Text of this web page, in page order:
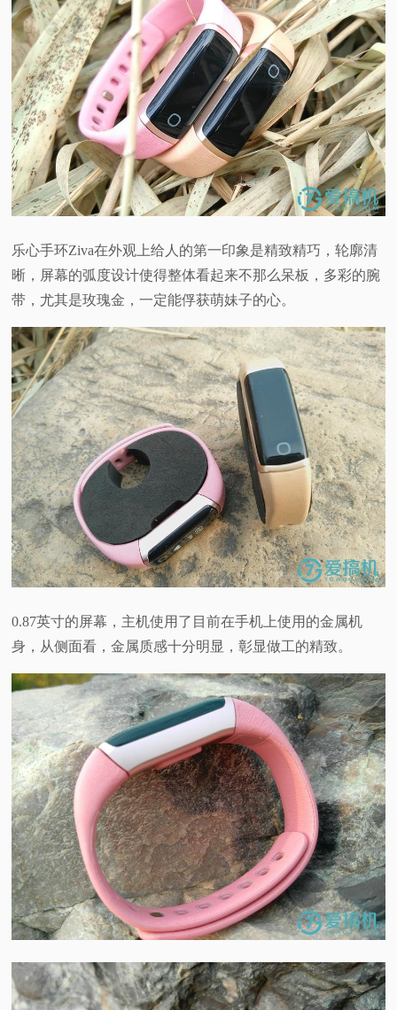
乐心手环Ziva在外观上给人的第一印象是精致精巧，轮廓清
晰，屏幕的弧度设计使得整体看起来不那么呆板，多彩的腕
带，尤其是玫瑰金，一定能俘获萌妹子的心。
0.87英寸的屏幕，主机使用了目前在手机上使用的金属机
身，从侧面看，金属质感十分明显，彰显做工的精致。